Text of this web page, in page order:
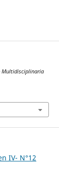
Multidisciplinaria
IV- N°12